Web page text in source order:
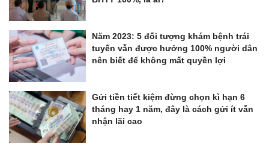
Năm 2023: 5 đối tượng khám bệnh trái
tuyến vẫn được hưởng 100% người dân
nên biết để không mất quyền lợi
Gửi tiền tiết kiệm đừng chọn kì hạn 6
tháng hay 1 năm, đây là cách gửi ít vẫn
nhận lãi cao